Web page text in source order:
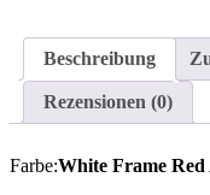
Beschreibung
Rezensionen (0)
Farbe:White Frame